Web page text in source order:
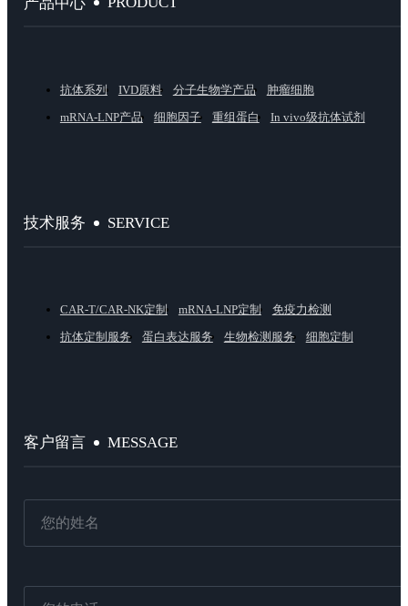
抗体系列 IVD原料 分子生物学产品
肿瘤细胞
mRNA-LNP产品
细胞因子 重组蛋白 In vivo级抗体试剂
技术服务 SERVICE
CAR-T/CAR-NK定制 mRNA-LNP定制
免疫力检测
抗体定制服务
蛋白表达服务 生物检测服务 细胞定制
客户留言 MESSAGE